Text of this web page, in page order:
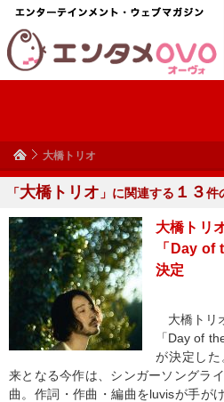
大橋トリオ
「大橋トリオ 」に関連する １３件
大橋トリ
「Day of
決定
大橋トリ
「Day of
が決定し
来となる今作は、シンガーソングラ
曲。作詞・作曲・編曲をluvisが手が